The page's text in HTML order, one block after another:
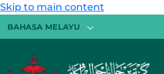
Skip to main content
BAHASA MELAYU